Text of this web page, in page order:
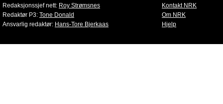
Redaksjonssjef nett: Roy Strømsnes
Redaktør P3: Tone Donald
Ansvarlig redaktør: Hans-Tore Bjerkaas
Kontakt NRK
Om NRK
Hjelp